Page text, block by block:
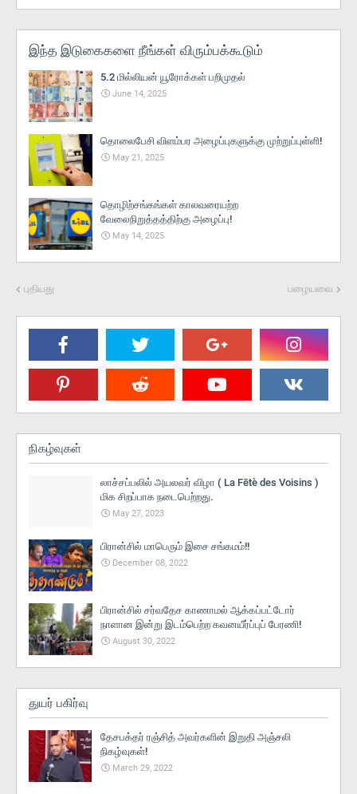
இந்த இடுகைகளை நீங்கள் விரும்பக்கூடும்
5.2 மில்லியன் யூரோக்கள் பறிமுதல்
June 14, 2025
தொலைபேசி விளம்பர அழைப்புகளுக்கு முற்றுப்புள்ளி!
May 21, 2025
தொழிற்சங்கங்கள் காலவரையற்ற
வேலைநிறுத்தத்திற்கு அழைப்பு!
May 14, 2025
புதியது பழையவை
நிகழ்வுகள்
லாச்சப்பலில் அயலவர் விழா ( La Fētè des Voisins )
மிக சிறப்பாக நடைபெற்றது.
May 27, 2023
பிரான்சில் மாபெரும் இசை சங்கமம்!!
December 08, 2022
பிரான்சில் சர்வதேச காணாமல் ஆக்கப்பட்டோர்
நாளான இன்று இடம்பெற்ற கவனயீர்ப்புப் பேரணி!
August 30, 2022
துயர் பகிர்வு
தேசபக்தர் ரஞ்சித் அவர்களின் இறுதி அஞ்சலி
நிகழ்வுகள்!
March 29, 2022